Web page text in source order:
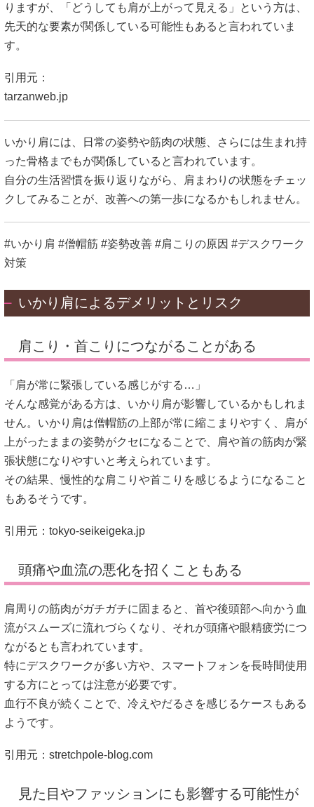
りますが、「どうしても肩が上がって見える」という方は、
先天的な要素が関係している可能性もあると言われていま
す。
引用元：
tarzanweb.jp
いかり肩には、日常の姿勢や筋肉の状態、さらには生まれ持
った骨格までもが関係していると言われています。
自分の生活習慣を振り返りながら、肩まわりの状態をチェッ
クしてみることが、改善への第一歩になるかもしれません。
#いかり肩 #僧帽筋 #姿勢改善 #肩こりの原因 #デスクワーク
対策
いかり肩によるデメリットとリスク
肩こり・首こりにつながることがある
「肩が常に緊張している感じがする…」
そんな感覚がある方は、いかり肩が影響しているかもしれま
せん。いかり肩は僧帽筋の上部が常に縮こまりやすく、肩が
上がったままの姿勢がクセになることで、肩や首の筋肉が緊
張状態になりやすいと考えられています。
その結果、慢性的な肩こりや首こりを感じるようになること
もあるそうです。
引用元： tokyo-seikeigeka.jp
頭痛や血流の悪化を招くこともある
肩周りの筋肉がガチガチに固まると、首や後頭部へ向かう血
流がスムーズに流れづらくなり、それが頭痛や眼精疲労につ
ながるとも言われています。
特にデスクワークが多い方や、スマートフォンを長時間使用
する方にとっては注意が必要です。
血行不良が続くことで、冷えやだるさを感じるケースもある
ようです。
引用元： stretchpole-blog.com
見た目やファッションにも影響する可能性が